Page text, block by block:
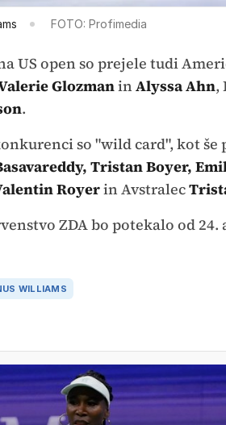
FOTO: Profimedia
US open so prejele tudi
GlozmaninAlyssa Ahn,
.
so "wild card", kot
Tristan Boyer,
Royerin Avstralec
ZDA bo potekalo od 24.
WILLIAMS